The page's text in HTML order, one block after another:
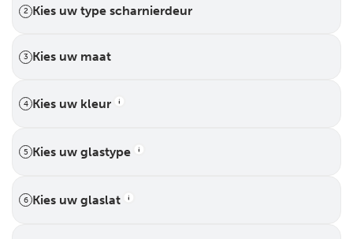
2 Kies uw type scharnierdeur
3 Kies uw maat
4 Kies uw kleur
5 Kies uw glastype
6 Kies uw glaslat